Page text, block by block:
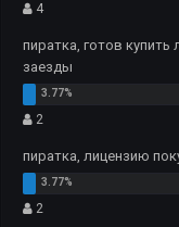
4
пиратка, готов купить
заезды
2
пиратка, лицензию
2